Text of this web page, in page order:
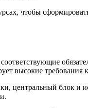
чтобы
высокие
центральный блок